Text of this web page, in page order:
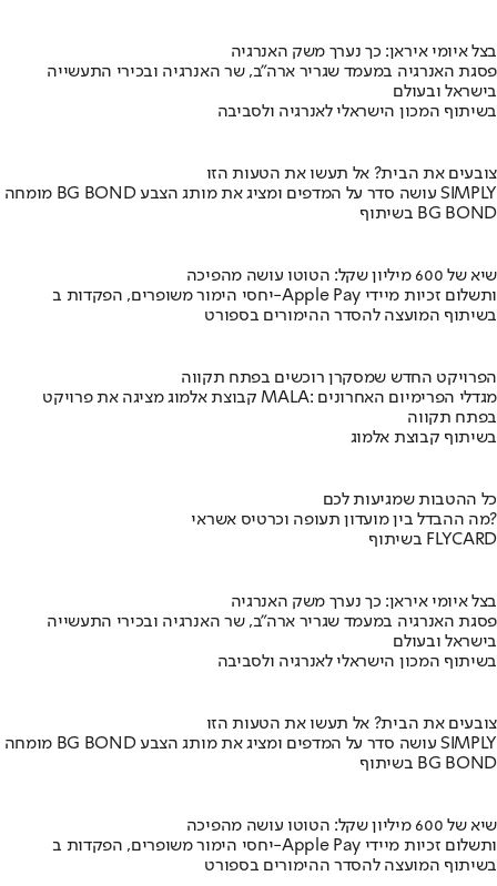
בצל איומי איראן: כך נערך משק האנרגיה
פסגת האנרגיה במעמד שגריר ארה"ב, שר האנרגיה ובכירי התעשייה
בישראל ובעולם
בשיתוף המכון הישראלי לאנרגיה ולסביבה
צובעים את הבית? אל תעשו את הטעות הזו
מומחה BG BOND עושה סדר על המדפים ומציג את מותג הצבע SIMPLY
בשיתוף BG BOND
שיא של 600 מיליון שקל: הטוטו עושה מהפיכה
יחסי הימור משופרים, הפקדות ב-Apple Pay ותשלום זכיות מיידי
בשיתוף המועצה להסדר ההימורים בספורט
הפרויקט החדש שמסקרן רוכשים בפתח תקווה
קבוצת אלמוג מציגה את פרויקט MALA: מגדלי הפרימיום האחרונים
בפתח תקווה
בשיתוף קבוצת אלמוג
כל ההטבות שמגיעות לכם
מה ההבדל בין מועדון תעופה וכרטיס אשראי?
בשיתוף FLYCARD
בצל איומי איראן: כך נערך משק האנרגיה
פסגת האנרגיה במעמד שגריר ארה"ב, שר האנרגיה ובכירי התעשייה
בישראל ובעולם
בשיתוף המכון הישראלי לאנרגיה ולסביבה
צובעים את הבית? אל תעשו את הטעות הזו
מומחה BG BOND עושה סדר על המדפים ומציג את מותג הצבע SIMPLY
בשיתוף BG BOND
שיא של 600 מיליון שקל: הטוטו עושה מהפיכה
יחסי הימור משופרים, הפקדות ב-Apple Pay ותשלום זכיות מיידי
בשיתוף המועצה להסדר ההימורים בספורט